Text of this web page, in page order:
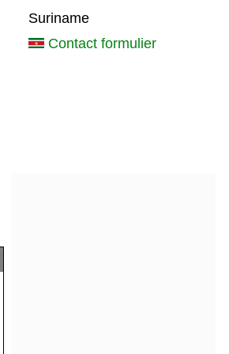
Suriname
Contact formulier